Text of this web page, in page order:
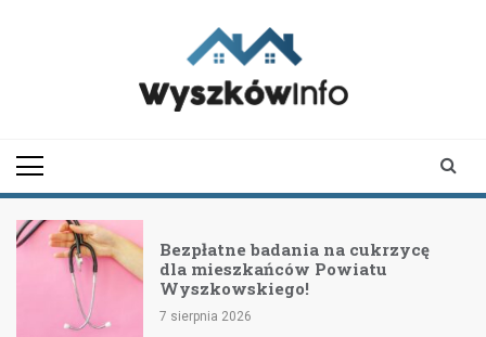
na cukrzycę
Powiatu
II etap
Nowe inwestycje